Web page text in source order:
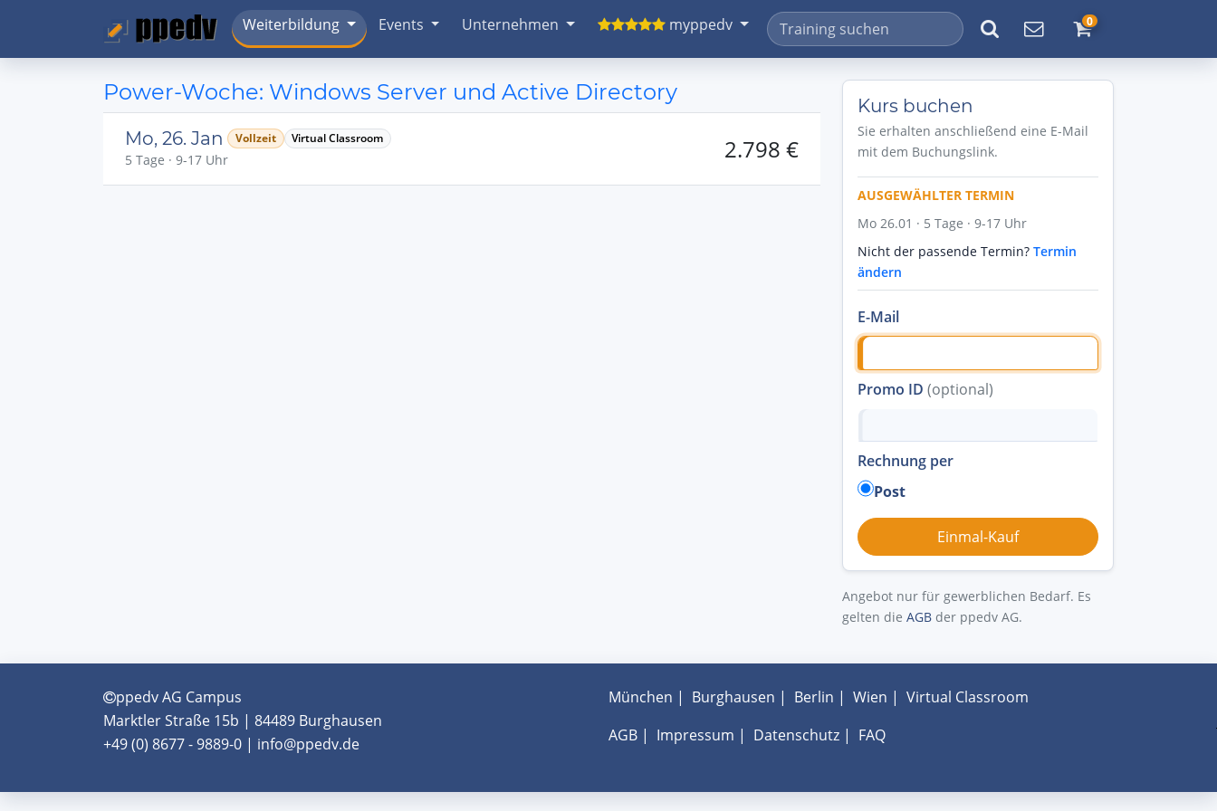
Weiterbildung Events Unternehmen myppedv 0
Power-Woche: Windows Server und Active Directory
Mo, 26. Jan Vollzeit Virtual Classroom
5 Tage · 9-17 Uhr 2.798 €
Kurs buchen
Sie erhalten anschließend eine E-Mail
mit dem Buchungslink.
AUSGEWÄHLTER TERMIN
Mo 26.01 · 5 Tage · 9-17 Uhr
Nicht der passende Termin? Termin
ändern
E-Mail
Promo ID (optional)
Rechnung per
Post
Angebot nur für gewerblichen Bedarf. Es
gelten die AGB der ppedv AG.
ppedv AG Campus
Marktler Straße 15b | 84489 Burghausen
+49 (0) 8677 - 9889-0 | info@ppedv.de
München | Burghausen | Berlin | Wien | Virtual Classroom
AGB| Impressum | Datenschutz| FAQ